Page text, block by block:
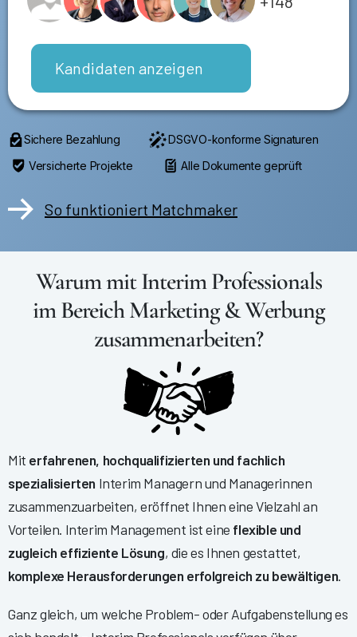
Kandidaten anzeigen
Sichere Bezahlung
DSGVO-konforme Signaturen
Versicherte Projekte
Alle Dokumente geprüft
So funktioniert Matchmaker
Warum mit Interim Professionals
im Bereich Marketing & Werbung
zusammenarbeiten?
Mit erfahrenen, hochqualifizierten und fachlich
spezialisierten Interim Managern und Managerinnen
zusammenzuarbeiten, eröffnet Ihnen eine Vielzahl an
Vorteilen. Interim Management ist eine flexible und
zugleich effiziente Lösung, die es Ihnen gestattet,
komplexe Herausforderungen erfolgreich zu bewältigen.
Ganz gleich, um welche Problem- oder Aufgabenstellung es